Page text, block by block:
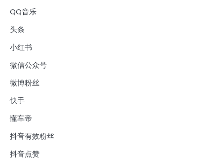
QQ音乐
头条
小红书
微信公众号
微博粉丝
快手
懂车帝
抖音有效粉丝
抖音点赞